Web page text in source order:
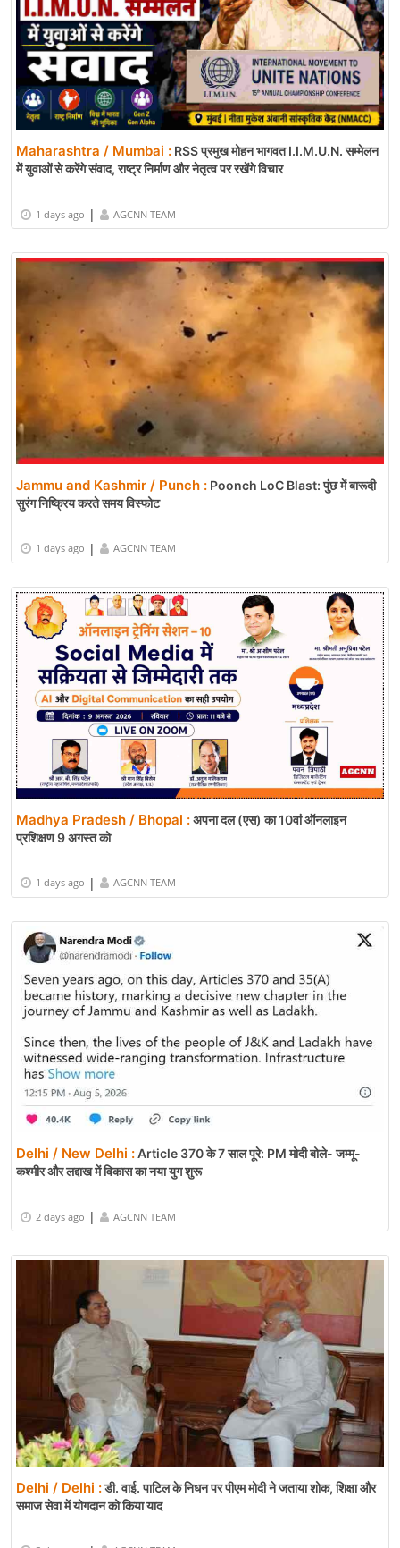
Maharashtra / Mumbai : RSS प्रमुख मोहन भागवत I.I.M.U.N. सम्मेलन
में युवाओं से करेंगे संवाद, राष्ट्र निर्माण और नेतृत्व पर रखेंगे विचार
1 days ago | AGCNN TEAM
Jammu and Kashmir / Punch : Poonch LoC Blast: पुंछ में बारूदी
सुरंग निष्क्रिय करते समय विस्फोट
1 days ago | AGCNN TEAM
Madhya Pradesh / Bhopal :अपना दल (एस) का 10वां ऑनलाइन
प्रशिक्षण 9 अगस्त को
1 days ago | AGCNN TEAM
Delhi / New Delhi :Article 370 के 7 साल पूरे: PM मोदी बोले- जम्मू-
कश्मीर और लद्दाख में विकास का नया युग शुरू
2 days ago | AGCNN TEAM
Delhi / Delhi :डी. वाई. पाटिल के निधन पर पीएम मोदी ने जताया शोक, शिक्षा और
समाज सेवा में योगदान को किया याद